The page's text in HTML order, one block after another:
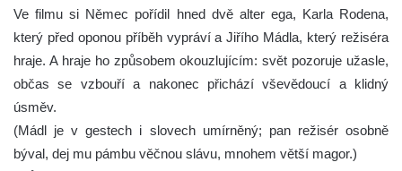
Ve filmu si Němec pořídil hned dvě alter ega, Karla Rodena,
který před oponou příběh vypráví a Jiřího Mádla, který režiséra
hraje. A hraje ho způsobem okouzlujícím: svět pozoruje užasle,
občas se vzbouří a nakonec přichází vševědoucí a klidný
úsměv.
(Mádl je v gestech i slovech umírněný; pan režisér osobně
býval, dej mu pámbu věčnou slávu, mnohem větší magor.)